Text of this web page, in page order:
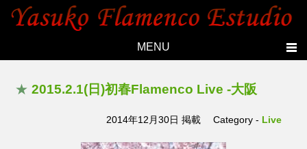
MENU
Topics
★ 2015.2.1(日)初春Flamenco Live -大阪
2014年12月30日 掲載 Category - Live